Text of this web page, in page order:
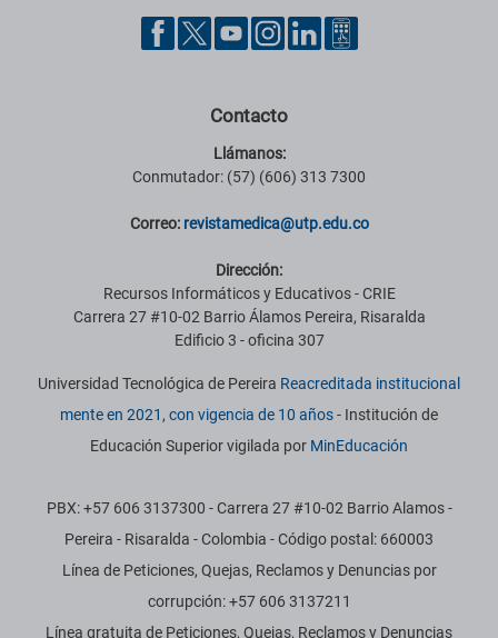
Contacto
Llámanos:
Conmutador: (57) (606) 313 7300
Correo: revistamedica@utp.edu.co
Dirección:
Recursos Informáticos y Educativos - CRIE
Carrera 27 #10-02 Barrio Álamos Pereira, Risaralda
Edificio 3 - oficina 307
Universidad Tecnológica de Pereira Reacreditada institucional
mente en 2021, con vigencia de 10 años- Institución de
Educación Superior vigilada por MinEducación
PBX: +57 606 3137300 - Carrera 27 #10-02 Barrio Alamos -
Pereira - Risaralda - Colombia - Código postal: 660003
Línea de Peticiones, Quejas, Reclamos y Denuncias por
corrupción: +57 606 3137211
Línea gratuita de Peticiones, Quejas, Reclamos y Denuncias